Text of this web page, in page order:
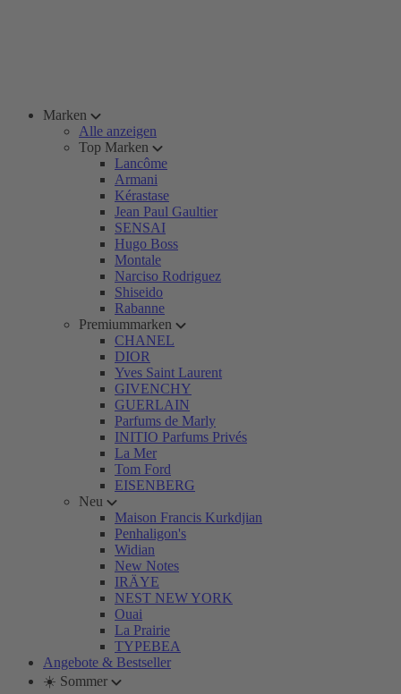
Marken
Alle anzeigen
Top Marken
Lancôme
Armani
Kérastase
Jean Paul Gaultier
SENSAI
Hugo Boss
Montale
Narciso Rodriguez
Shiseido
Rabanne
Premiummarken
CHANEL
DIOR
Yves Saint Laurent
GIVENCHY
GUERLAIN
Parfums de Marly
INITIO Parfums Privés
La Mer
Tom Ford
EISENBERG
Neu
Maison Francis Kurkdjian
Penhaligon's
Widian
New Notes
IRÄYE
NEST NEW YORK
Ouai
La Prairie
TYPEBEA
Angebote & Bestseller
☀️ Sommer